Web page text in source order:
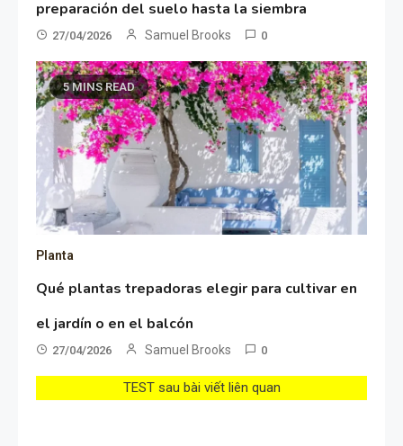
preparación del suelo hasta la siembra
27/04/2026 Samuel Brooks 0
5 MINS READ
Planta
Qué plantas trepadoras elegir para cultivar en
el jardín o en el balcón
27/04/2026 Samuel Brooks 0
TEST sau bài viết liên quan